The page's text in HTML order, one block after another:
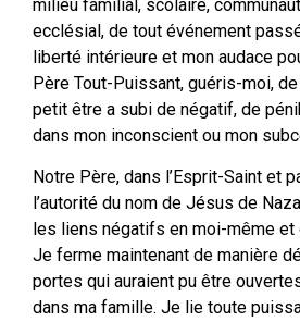
milieu familial, scolaire,
ecclésial, de tout événement
liberté intérieure et mon audace
Père Tout-Puissant, guéris-moi,
petit être a subi de négatif, de
dans mon inconscient ou mon
Notre Père, dans l’Esprit-Saint et
l’autorité du nom de Jésus de
les liens négatifs en moi-même et
Je ferme maintenant de manière
portes qui auraient pu être
dans ma famille. Je lie toute